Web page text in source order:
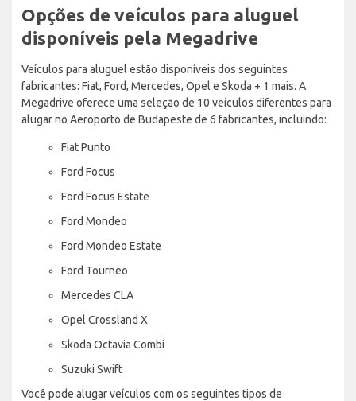
Opções de veículos para aluguel
disponíveis pela Megadrive
Veículos para aluguel estão disponíveis dos seguintes
fabricantes: Fiat, Ford, Mercedes, Opel e Skoda + 1 mais. A
Megadrive oferece uma seleção de 10 veículos diferentes para
alugar no Aeroporto de Budapeste de 6 fabricantes, incluindo:
Fiat Punto
Ford Focus
Ford Focus Estate
Ford Mondeo
Ford Mondeo Estate
Ford Tourneo
Mercedes CLA
Opel Crossland X
Skoda Octavia Combi
Suzuki Swift
Você pode alugar veículos com os seguintes tipos de